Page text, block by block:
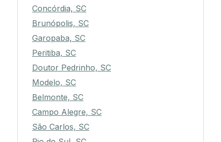
Concórdia, SC
Brunópolis, SC
Garopaba, SC
Peritiba, SC
Doutor Pedrinho, SC
Modelo, SC
Belmonte, SC
Campo Alegre, SC
São Carlos, SC